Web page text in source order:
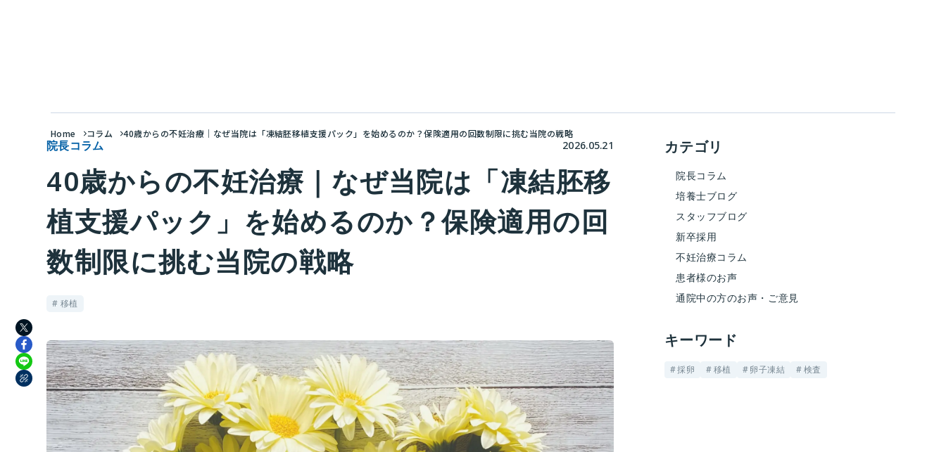
Home コラム 40歳からの不妊治療｜なぜ当院は「凍結胚移植支援パック」を始めるのか？保険適用の回数制限に挑む当院の戦略
院長コラム 2026.05.21
40歳からの不妊治療｜なぜ当院は「凍結胚移
植支援パック」を始めるのか？保険適用の回
数制限に挑む当院の戦略
# 移植
カテゴリ
院長コラム
培養士ブログ
スタッフブログ
新卒採用
不妊治療コラム
患者様のお声
通院中の方のお声・ご意見
キーワード
採卵 移植 卵子凍結 検査